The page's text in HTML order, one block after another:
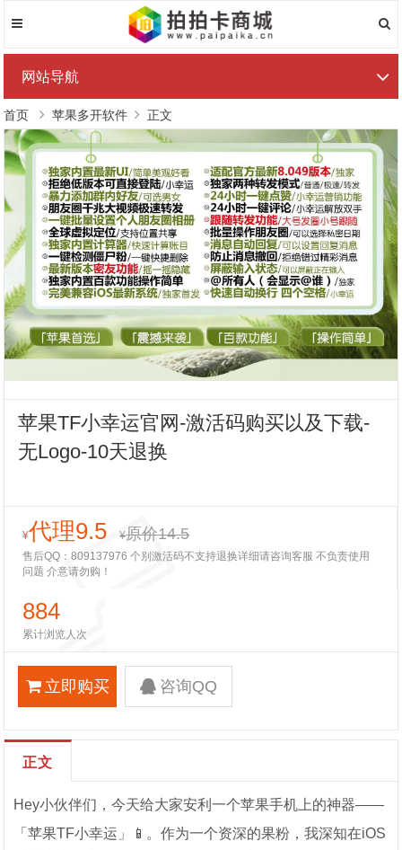
网站导航
首页 苹果多开软件 正文
苹果TF小幸运官网-激活码购买以及下载-
无Logo-10天退换
¥代理9.5 ¥原价14.5
售后QQ：809137976 个别激活码不支持退换详细请咨询客服 不负责使用
问题 介意请勿购！
884
累计浏览人次
立即购买 咨询QQ
正文
Hey小伙伴们，今天给大家安利一个苹果手机上的神器——
「苹果TF小幸运」📱。作为一个资深的果粉，我深知在iOS